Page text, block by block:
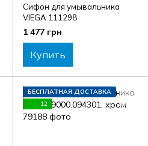
Сифон для умывальника
VIEGA 111298
1 477 грн
Купить
БЕСПЛАТНАЯ ДОСТАВКА
12